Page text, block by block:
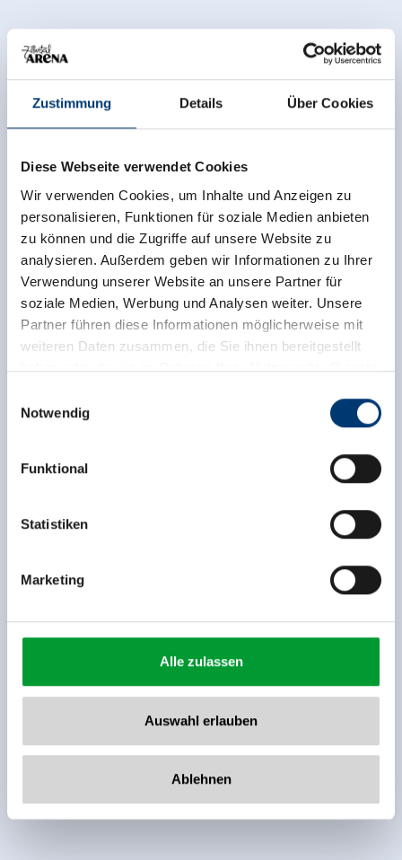
Zustimmung Details Über Cookies
Diese Webseite verwendet Cookies
Wir verwenden Cookies, um Inhalte und Anzeigen zu
personalisieren, Funktionen für soziale Medien anbieten
zu können und die Zugriffe auf unsere Website zu
analysieren. Außerdem geben wir Informationen zu Ihrer
Verwendung unserer Website an unsere Partner für
soziale Medien, Werbung und Analysen weiter. Unsere
Partner führen diese Informationen möglicherweise mit
weiteren Daten zusammen, die Sie ihnen bereitgestellt
haben oder die sie im Rahmen Ihrer Nutzung der Dienste
Rohr 23// A-6280 Zell am Ziller
www.zillertalarena.com
Notwendig
Funktional
Statistiken
Marketing
Alle zulassen
Auswahl erlauben
Ablehnen